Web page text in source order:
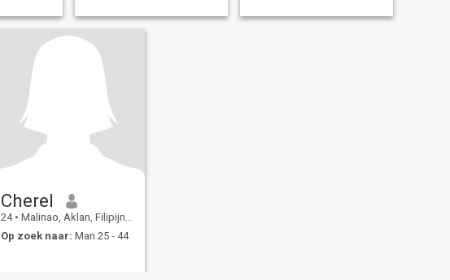
Cherel
24 • Malinao, Aklan, Filipijnen
Op zoek naar: Man 25 - 44